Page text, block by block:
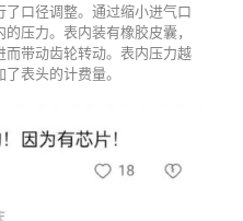
口径调整。通过缩小进气口
压力。表内装有橡胶皮囊，
带动齿轮转动。表内压力越
表头的计费量。